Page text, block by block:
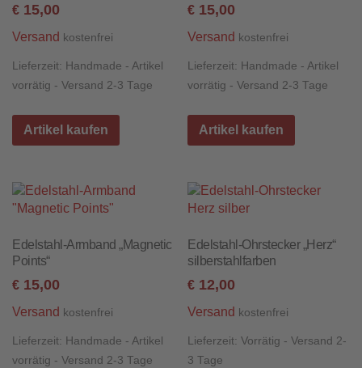
€ 15,00
Versand kostenfrei
Lieferzeit: Handmade - Artikel
vorrätig - Versand 2-3 Tage
Artikel kaufen
€ 15,00
Versand kostenfrei
Lieferzeit: Handmade - Artikel
vorrätig - Versand 2-3 Tage
Artikel kaufen
Edelstahl-Armband „Magnetic
Points“
€ 15,00
Versand kostenfrei
Lieferzeit: Handmade - Artikel
vorrätig - Versand 2-3 Tage
Edelstahl-Ohrstecker „Herz“
silberstahlfarben
€ 12,00
Versand kostenfrei
Lieferzeit:Vorrätig - Versand 2-
3 Tage